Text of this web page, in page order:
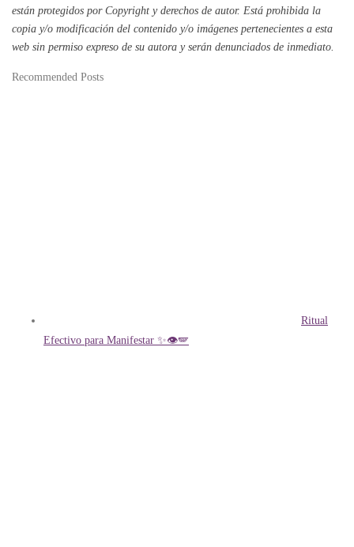
están protegidos por Copyright y derechos de autor. Está prohibida la
copia y/o modificación del contenido y/o imágenes pertenecientes a esta
web sin permiso expreso de su autora y serán denunciados de inmediato.
Recommended Posts
Ritual
Efectivo para Manifestar ✨👁️🪽